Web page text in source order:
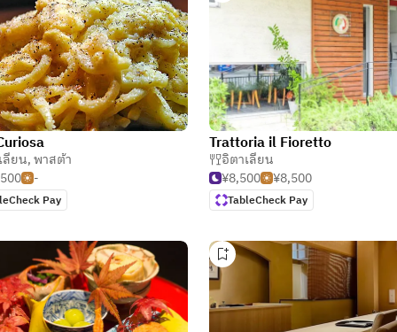
ลียน, พาสต้า
-
Pay
Trattoria il Fioretto
อิตาเลียน
¥8,500
¥8,500
TableCheck Pay